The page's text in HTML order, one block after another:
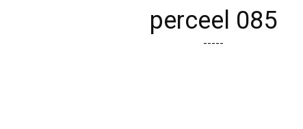
perceel 085
-----